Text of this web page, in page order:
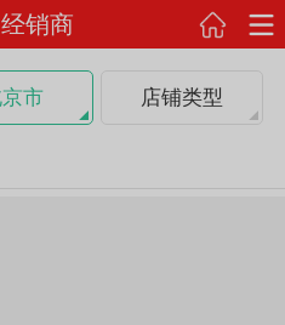
销商
市 店铺类型